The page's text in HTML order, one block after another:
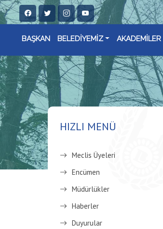
BAŞKAN BELEDİYEMİZ AKADEMİLER
HIZLI MENÜ
Meclis Üyeleri
Encümen
Müdürlükler
Haberler
Duyurular